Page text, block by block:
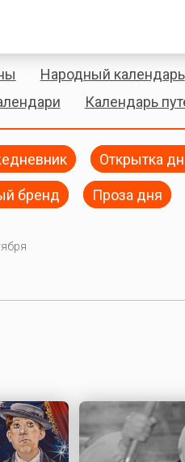
Народный календарь
Календарь
Открытка
бренд Проза дня